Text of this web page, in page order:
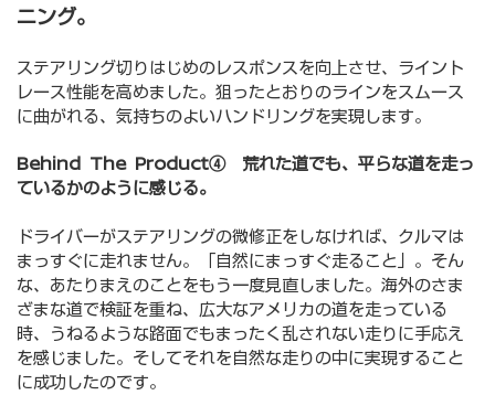
ニング。
ステアリング切りはじめのレスポンスを向上させ、ライント
レース性能を高めました。狙ったとおりのラインをスムース
に曲がれる、気持ちのよいハンドリングを実現します。
Behind The Product④ 荒れた道でも、平らな道を走っ
ているかのように感じる。
ドライバーがステアリングの微修正をしなければ、クルマは
まっすぐに走れません。「自然にまっすぐ走ること」。そん
な、あたりまえのことをもう一度見直しました。海外のさま
ざまな道で検証を重ね、広大なアメリカの道を走っている
時、うねるような路面でもまったく乱されない走りに手応え
を感じました。そしてそれを自然な走りの中に実現すること
に成功したのです。